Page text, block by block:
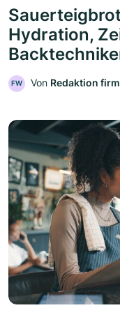
Hydration,
FW Von Redaktion